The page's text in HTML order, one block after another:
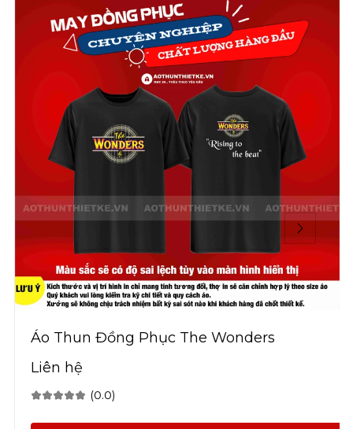
Áo Thun Đồng Phục The Wonders
Liên hệ
(0.0)